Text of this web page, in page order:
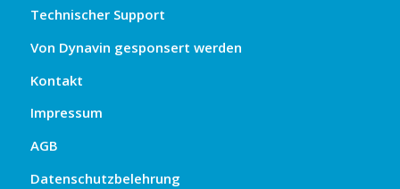
Technischer Support
Von Dynavin gesponsert werden
Kontakt
Impressum
AGB
Datenschutzbelehrung